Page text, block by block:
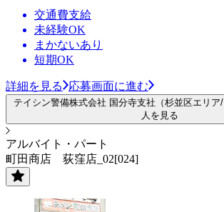
交通費支給
未経験OK
まかないあり
短期OK
詳細を見る 応募画面に進む
テイシン警備株式会社 国分寺支社（杉並区エリ
人を見る
アルバイト・パート
町田商店 荻窪店_02[024]